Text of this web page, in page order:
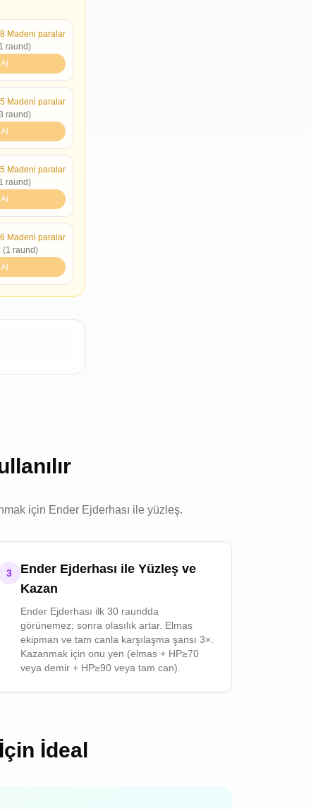
8 Madeni paralar
raund)
Madeni paralar
raund)
5 Madeni paralar
raund)
6 Madeni paralar
(1 raund)
için Ender Ejderhası ile yüzleş.
3
Ender Ejderhası ile Yüzleş ve
Kazan
Ender Ejderhası ilk 30 raundda
görünemez; sonra olasılık artar. Elmas
ekipman ve tam canla karşılaşma şansı 3×.
Kazanmak için onu yen (elmas + HP≥70
veya demir + HP≥90 veya tam can).
İdeal